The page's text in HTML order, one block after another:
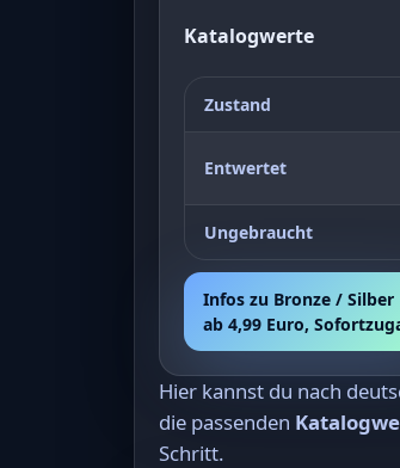
Katalogwerte
Zustand
Entwertet
Ungebraucht
Infos zu Bronze / Silber
ab 4,99 Euro,
Hier kannst du nach
die passenden
Schritt.